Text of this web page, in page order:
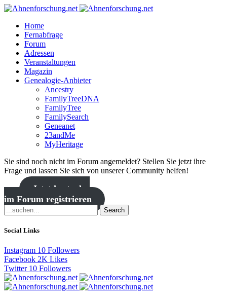
Home
Fernabfrage
Forum
Adressen
Veranstaltungen
Magazin
Genealogie-Anbieter
Ancestry
FamilyTreeDNA
FamilyTree
FamilySearch
Geneanet
23andMe
MyHeritage
Sie sind noch nicht im Forum angemeldet? Stellen Sie jetzt ihre
Frage und lassen Sie sich von unserer Community helfen!
Jetzt kostenlos
im Forum registrieren
Search
Social Links
Instagram 10 Followers
Facebook 2K Likes
Twitter 10 Followers